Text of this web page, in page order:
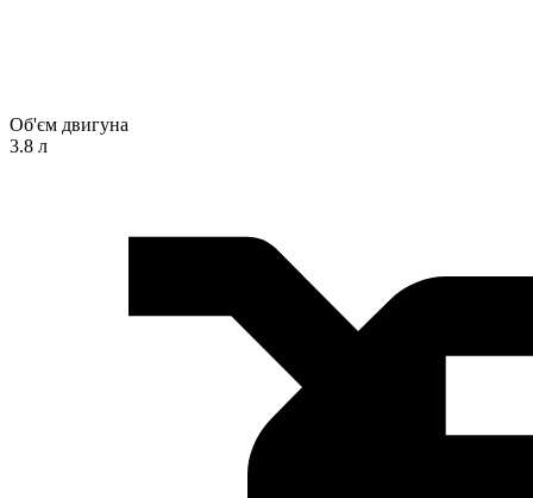
Об'єм двигуна
3.8 л